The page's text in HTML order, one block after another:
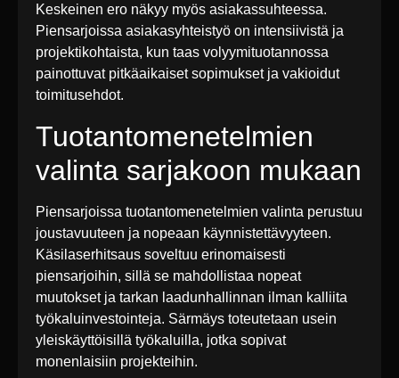
Keskeinen ero näkyy myös asiakassuhteessa.
Piensarjoissa asiakasyhteistyö on intensiivistä ja
projektikohtaista, kun taas volyymituotannossa
painottuvat pitkäaikaiset sopimukset ja vakioidut
toimitusehdot.
Tuotantomenetelmien
valinta sarjakoon mukaan
Piensarjoissa tuotantomenetelmien valinta perustuu
joustavuuteen ja nopeaan käynnistettävyyteen.
Käsilaserhitsaus soveltuu erinomaisesti
piensarjoihin, sillä se mahdollistaa nopeat
muutokset ja tarkan laadunhallinnan ilman kalliita
työkaluinvestointeja. Särmäys toteutetaan usein
yleiskäyttöisillä työkaluilla, jotka sopivat
monenlaisiin projekteihin.